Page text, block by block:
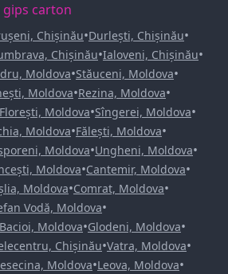
carton
Chișinău•Durlești, Chișinău•
Chișinău•Ialoveni, Chișinău•
Moldova•Stăuceni, Moldova•
Moldova•Rezina, Moldova•
Florești, Moldova•Sîngerei, Moldova•
Moldova•Fălești, Moldova•
Moldova•Ungheni, Moldova•
Moldova•Cantemir, Moldova•
Moldova•Comrat, Moldova•
Vodă, Moldova•
Bacioi, Moldova•Glodeni, Moldova•
Chișinău•Vatra, Moldova•
Moldova•Leova, Moldova•